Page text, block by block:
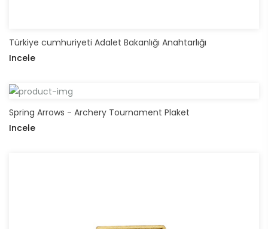
Türkiye cumhuriyeti Adalet Bakanlığı Anahtarlığı
Incele
Spring Arrows - Archery Tournament Plaket
Incele